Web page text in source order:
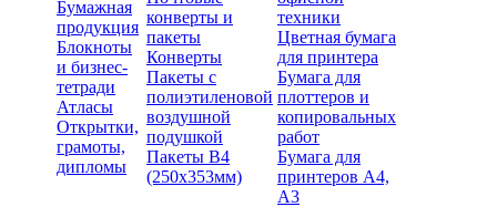
Бумажная
продукция
Блокноты
и бизнес-
тетради
Атласы
Открытки,
грамоты,
дипломы
конверты и
пакеты
Конверты
Пакеты с
полиэтиленовой
воздушной
подушкой
Пакеты В4
(250х353мм)
техники
Цветная бумага
для принтера
Бумага для
плоттеров и
копировальных
работ
Бумага для
принтеров А4,
А3